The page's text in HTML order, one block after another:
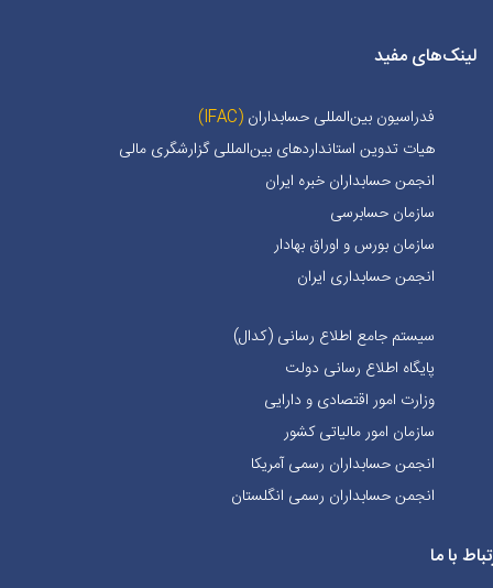
لینک‌های مفید
فدراسیون بین‌المللی حسابداران (IFAC)
هیات تدوین استانداردهای بین‌المللی گزارشگری مالی
انجمن حسابداران خبره ايران
سازمان حسابرسی
سازمان بورس و اوراق بهادار
انجمن حسابداری ایران
سیستم جامع اطلاع رسانی (کدال)
پایگاه اطلاع رسانی دولت
وزارت امور اقتصادی و دارایی
سازمان امور مالیاتی کشور
انجمن حسابداران رسمی آمریکا
انجمن حسابداران رسمی انگلستان
با ما